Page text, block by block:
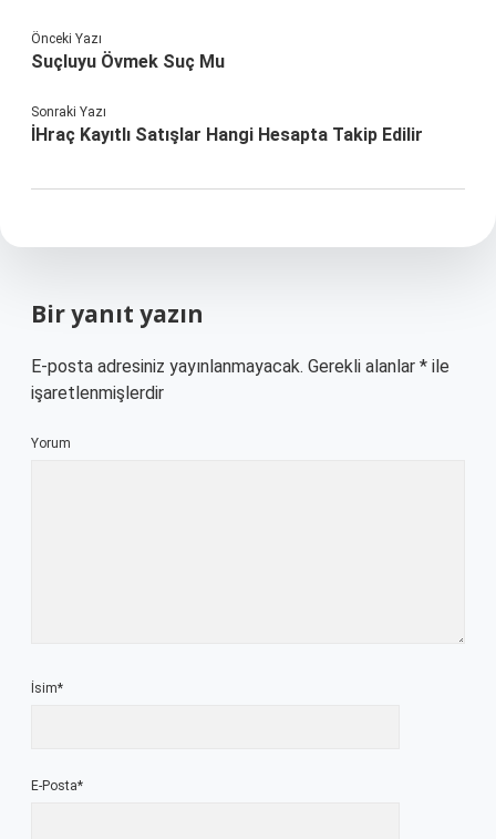
Önceki Yazı
Suçluyu Övmek Suç Mu
Sonraki Yazı
İHraç Kayıtlı Satışlar Hangi Hesapta Takip Edilir
Bir yanıt yazın
E-posta adresiniz yayınlanmayacak. Gerekli alanlar * ile
işaretlenmişlerdir
Yorum
İsim*
E-Posta*